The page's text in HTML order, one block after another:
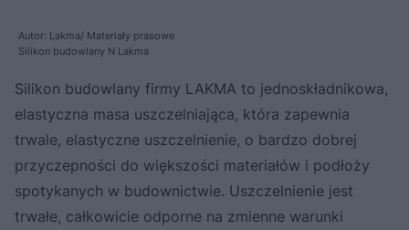
Autor: Lakma/ Materiały prasowe
Silikon budowlany N Lakma
Silikon budowlany firmy LAKMA to jednoskładnikowa,
elastyczna masa uszczelniająca, która zapewnia
trwale, elastyczne uszczelnienie, o bardzo dobrej
przyczepności do większości materiałów i podłoży
spotykanych w budownictwie. Uszczelnienie jest
trwałe, całkowicie odporne na zmienne warunki